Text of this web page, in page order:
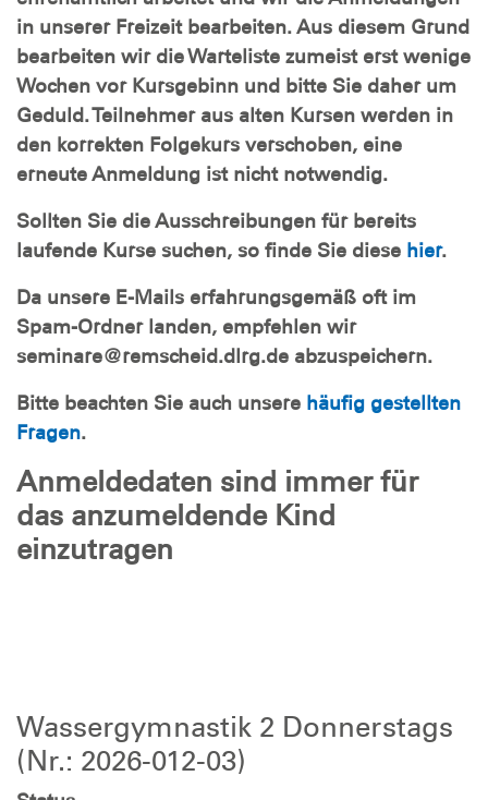
in unserer Freizeit bearbeiten. Aus diesem Grund
bearbeiten wir die Warteliste zumeist erst wenige
Wochen vor Kursgebinn und bitte Sie daher um
Geduld. Teilnehmer aus alten Kursen werden in
den korrekten Folgekurs verschoben, eine
erneute Anmeldung ist nicht notwendig.
Sollten Sie die Ausschreibungen für bereits
laufende Kurse suchen, so finde Sie diese hier.
Da unsere E-Mails erfahrungsgemäß oft im
Spam-Ordner landen, empfehlen wir
seminare@remscheid.dlrg.de abzuspeichern.
Bitte beachten Sie auch unsere häufig gestellten
Fragen.
Anmeldedaten sind immer für
das anzumeldende Kind
einzutragen
Wassergymnastik 2 Donnerstags
(Nr.: 2026-012-03)